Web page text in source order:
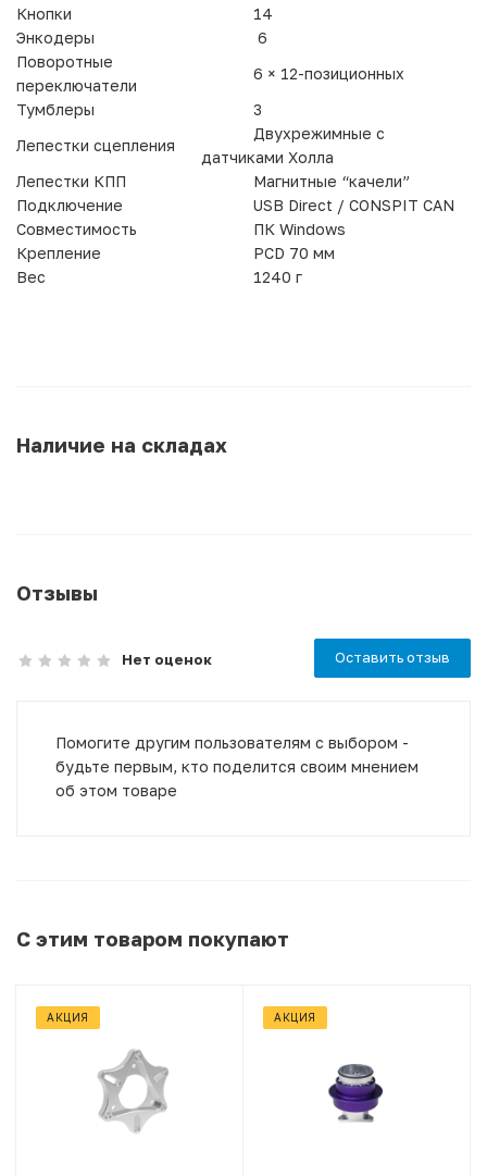
Кнопки
14
Энкодеры
6
Поворотные
переключатели
6 × 12-позиционных
Тумблеры
3
Лепестки сцепления
Двухрежимные с
датчиками Холла
Лепестки КПП
Магнитные “качели”
Подключение
USB Direct / CONSPIT CAN
Совместимость
ПК Windows
Крепление
PCD 70 мм
Вес
1240 г
Наличие на складах
Отзывы
Нет оценок Оставить отзыв
Помогите другим пользователям с выбором -
будьте первым, кто поделится своим мнением
об этом товаре
С этим товаром покупают
АКЦИЯ АКЦИЯ